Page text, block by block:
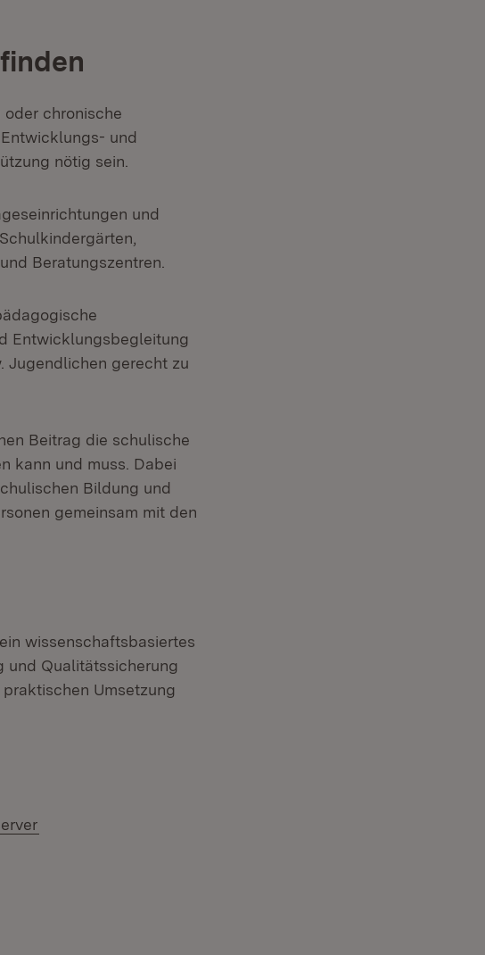
chronische
und
nötig sein.
und
Beratungszentren.
Entwicklungsbegleitung
Jugendlichen gerecht zu
Beitrag die schulische
kann und muss. Dabei
Bildung und
gemeinsam mit den
wissenschaftsbasiertes
und Qualitätssicherung
Umsetzung